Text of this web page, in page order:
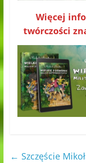
Więcej
twórczości
← Szczęście